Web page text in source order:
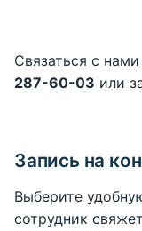
Связаться с
287-60-03 или
Запись на
Выберите
сотрудник